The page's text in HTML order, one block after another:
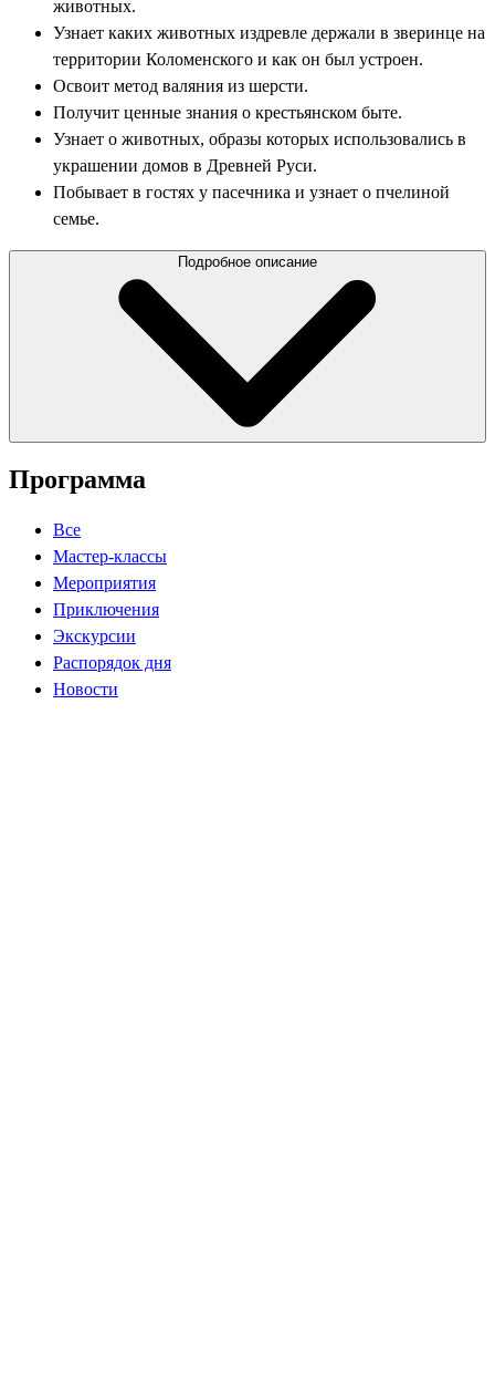
животных.
Узнает каких животных издревле держали в зверинце на
территории Коломенского и как он был устроен.
Освоит метод валяния из шерсти.
Получит ценные знания о крестьянском быте.
Узнает о животных, образы которых использовались в
украшении домов в Древней Руси.
Побывает в гостях у пасечника и узнает о пчелиной
семье.
Подробное описание
Программа
Все
Мастер-классы
Мероприятия
Приключения
Экскурсии
Распорядок дня
Новости